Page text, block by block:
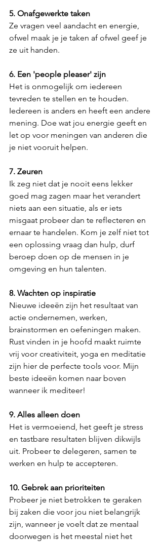
5. Onafgewerkte taken
Ze vragen veel aandacht en energie,
ofwel maak je je taken af ofwel geef je
ze uit handen.
6. Een 'people pleaser' zijn
Het is onmogelijk om iedereen
tevreden te stellen en te houden.
Iedereen is anders en heeft een andere
mening. Doe wat jou energie geeft en
let op voor meningen van anderen die
je niet vooruit helpen.
7. Zeuren
Ik zeg niet dat je nooit eens lekker
goed mag zagen maar het verandert
niets aan een situatie, als er iets
misgaat probeer dan te reflecteren en
ernaar te handelen. Kom je zelf niet tot
een oplossing vraag dan hulp, durf
beroep doen op de mensen in je
omgeving en hun talenten.
8. Wachten op inspiratie
Nieuwe ideeën zijn het resultaat van
actie ondernemen, werken,
brainstormen en oefeningen maken.
Rust vinden in je hoofd maakt ruimte
vrij voor creativiteit, yoga en meditatie
zijn hier de perfecte tools voor. Mijn
beste ideeën komen naar boven
wanneer ik mediteer!
9. Alles alleen doen
Het is vermoeiend, het geeft je stress
en tastbare resultaten blijven dikwijls
uit. Probeer te delegeren, samen te
werken en hulp te accepteren.
10. Gebrek aan prioriteiten
Probeer je niet betrokken te geraken
bij zaken die voor jou niet belangrijk
zijn, wanneer je voelt dat ze mentaal
doorwegen is het meestal niet het